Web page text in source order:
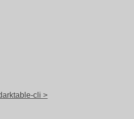
cli >